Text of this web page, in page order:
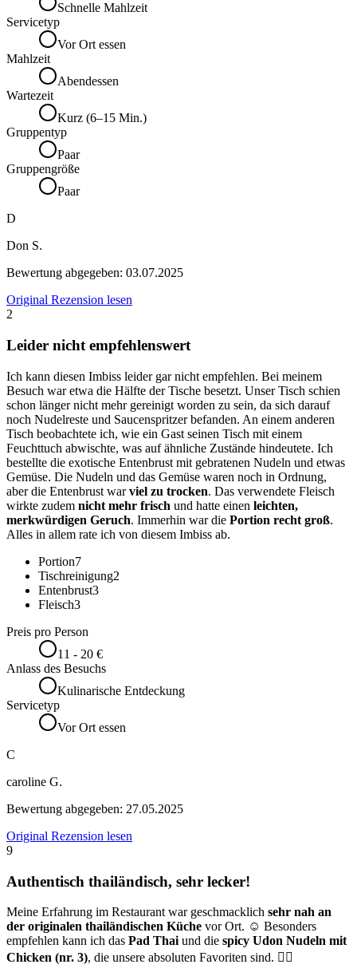
Schnelle Mahlzeit
Servicetyp
Vor Ort essen
Mahlzeit
Abendessen
Wartezeit
Kurz (6–15 Min.)
Gruppentyp
Paar
Gruppengröße
Paar
D
Don S.
Bewertung abgegeben: 03.07.2025
Original Rezension lesen
2
Leider nicht empfehlenswert
Ich kann diesen Imbiss leider gar nicht empfehlen. Bei meinem
Besuch war etwa die Hälfte der Tische besetzt. Unser Tisch schien
schon länger nicht mehr gereinigt worden zu sein, da sich darauf
noch Nudelreste und Saucenspritzer befanden. An einem anderen
Tisch beobachtete ich, wie ein Gast seinen Tisch mit einem
Feuchttuch abwischte, was auf ähnliche Zustände hindeutete. Ich
bestellte die exotische Entenbrust mit gebratenen Nudeln und etwas
Gemüse. Die Nudeln und das Gemüse waren noch in Ordnung,
aber die Entenbrust warviel zu trocken. Das verwendete Fleisch
wirkte zudem nicht mehr frisch und hatte einen leichten,
merkwürdigen Geruch. Immerhin war die Portion recht groß.
Alles in allem rate ich von diesem Imbiss ab.
Portion7
Tischreinigung2
Entenbrust3
Fleisch3
Preis pro Person
11 - 20 €
Anlass des Besuchs
Kulinarische Entdeckung
Servicetyp
Vor Ort essen
C
caroline G.
Bewertung abgegeben: 27.05.2025
Original Rezension lesen
9
Authentisch thailändisch, sehr lecker!
Meine Erfahrung im Restaurant war geschmacklich sehr nah an
der originalen thailändischen Küche vor Ort. ☺️ Besonders
empfehlen kann ich das Pad Thai und die spicy Udon Nudeln mit
Chicken (nr. 3), die unsere absoluten Favoriten sind. 👍🏼